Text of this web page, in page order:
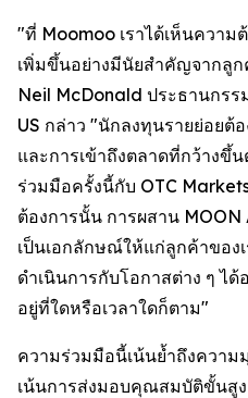
"ที่ Moomoo เราได้เห็นความ
เพิ่มขึ้นอย่างมีนัยสำคัญจากลูก
Neil McDonald ประธานกร
US กล่าว "นักลงทุนรายย่อย
และการเข้าถึงตลาดที่กว้างขึ้
ร่วมมือครั้งนี้กับ OTC
ต้องการนั้น การผสาน
เป็นเอกลักษณ์ให้แก่ลูกค้าของ
ดำเนินการกับโอกาสต่าง ๆ ไ
อยู่ที่ใดหรือเวลาใดก็ตาม"
ความร่วมมือนี้เน้นย้ำถึงความ
เน้นการส่งมอบคุณสมบัติขั้นสู